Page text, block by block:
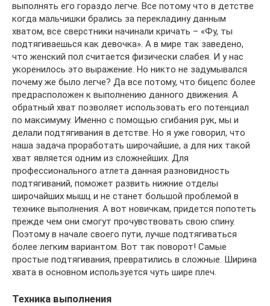
выполнять его гораздо легче. Все потому что в детстве
когда мальчишки брались за перекладину данным
хватом, все сверстники начинали кричать – «Фу, ты
подтягиваешься как девочка». А в мире так заведено,
что женский пол считается физически слабея. И у нас
укоренилось это выражение. Но никто не задумывался
почему же было легче? Да все потому, что бицепс более
предрасположен к выполнению данного движения. А
обратный хват позволяет использовать его потенциал
по максимуму. Именно с помощью сгибания рук, мы и
делали подтягивания в детстве. Но я уже говорил, что
наша задача проработать широчайшие, а для них такой
хват является одним из сложнейших. Для
профессионального атлета данная разновидность
подтягиваний, поможет развить нижние отделы
широчайших мышц и не станет большой проблемой в
технике выполнения. А вот новичкам, придется попотеть
прежде чем они смогут прочувствовать свою спину.
Поэтому в начале своего пути, лучше подтягиваться
более легким вариантом. Вот так поворот! Самые
простые подтягивания, превратились в сложные. Ширина
хвата в основном используется чуть шире плеч.
Техника выполнения